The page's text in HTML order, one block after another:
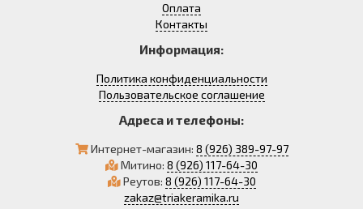
Оплата
Контакты
Информация:
Политика конфиденциальности
Пользовательское соглашение
Адреса и телефоны:
Интернет-магазин: 8 (926) 389-97-97
Митино: 8 (926) 117-64-30
Реутов: 8 (926) 117-64-30
zakaz@triakeramika.ru